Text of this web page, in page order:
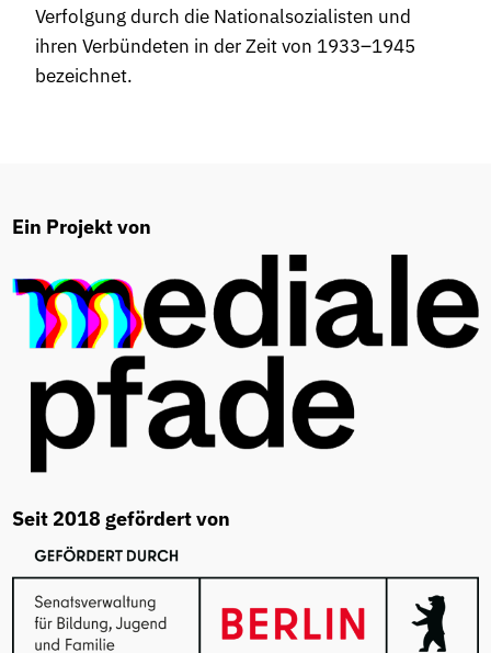
Verfolgung durch die Nationalsozialisten und
ihren Verbündeten in der Zeit von 1933–1945
bezeichnet.
Ein Projekt von
Seit 2018 gefördert von